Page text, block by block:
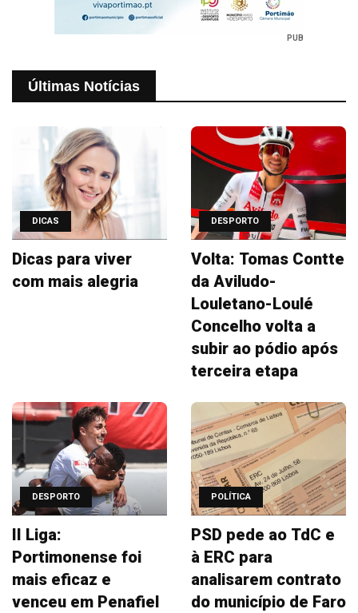
PUB
Últimas Notícias
DICAS
Dicas para viver
com mais alegria
DESPORTO
Volta: Tomas Contte
da Aviludo-
Louletano-Loulé
Concelho volta a
subir ao pódio após
terceira etapa
DESPORTO
II Liga:
Portimonense foi
mais eficaz e
venceu em Penafiel
POLÍTICA
PSD pede ao TdC e
à ERC para
analisarem contrato
do município de Faro